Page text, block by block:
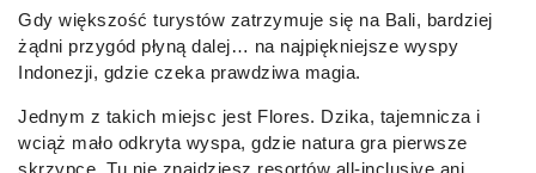
Gdy większość turystów zatrzymuje się na Bali, bardziej
żądni przygód płyną dalej… na najpiękniejsze wyspy
Indonezji, gdzie czeka prawdziwa magia.
Jednym z takich miejsc jest Flores. Dzika, tajemnicza i
wciąż mało odkryta wyspa, gdzie natura gra pierwsze
skrzypce. Tu nie znajdziesz resortów all-inclusive ani